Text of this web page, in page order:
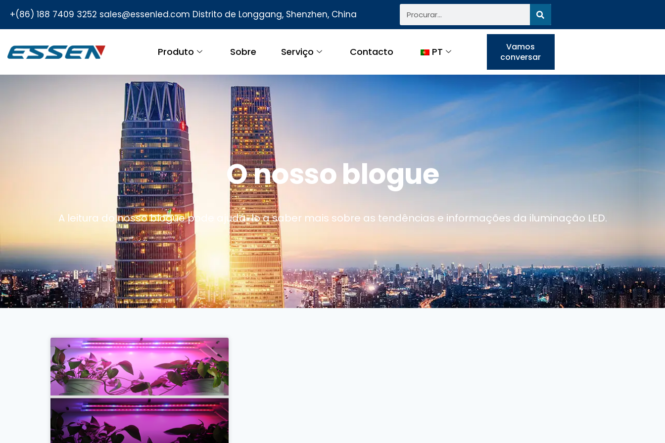
+(86) 188 7409 3252 sales@essenled.com Distrito de Longgang, Shenzhen, China
Produto Sobre Serviço Contacto PT
Vamos
conversar
O nosso blogue
A leitura do nosso blogue pode ajudá-lo a saber mais sobre as tendências e informações da iluminação LED.